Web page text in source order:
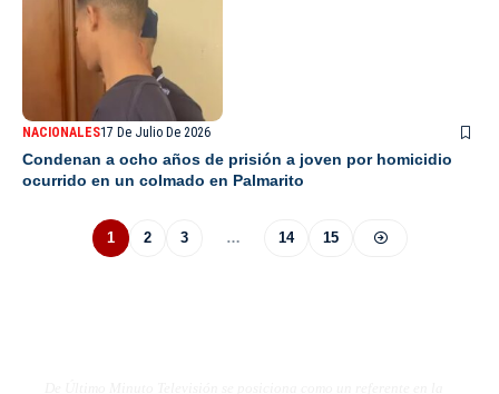
NACIONALES17 De Julio De 2026
Condenan a ocho años de prisión a joven por homicidio
ocurrido en un colmado en Palmarito
1 2 3 … 14 15